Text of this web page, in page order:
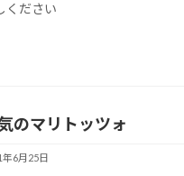
ください
のマリトッツォ
年6月25日